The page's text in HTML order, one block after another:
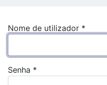
Nome de utilizador *
Senha *